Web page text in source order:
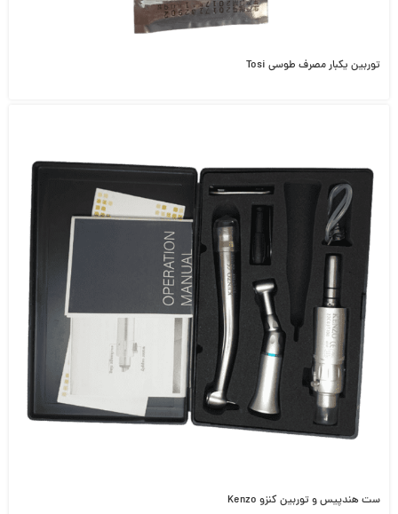
توربین یکبار مصرف طوسی Tosi
ست هندپیس و توربین کنزو Kenzo